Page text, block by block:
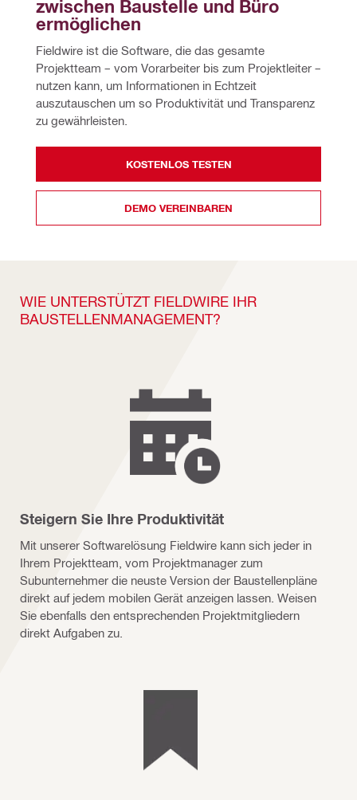
zwischen Baustelle und Büro
ermöglichen
Fieldwire ist die Software, die das gesamte
Projektteam – vom Vorarbeiter bis zum Projektleiter –
nutzen kann, um Informationen in Echtzeit
auszutauschen um so Produktivität und Transparenz
zu gewährleisten.
KOSTENLOS TESTEN
DEMO VEREINBAREN
WIE UNTERSTÜTZT FIELDWIRE IHR
BAUSTELLENMANAGEMENT?
Steigern Sie Ihre Produktivität
Mit unserer Softwarelösung Fieldwire kann sich jeder in
Ihrem Projektteam, vom Projektmanager zum
Subunternehmer die neuste Version der Baustellenpläne
direkt auf jedem mobilen Gerät anzeigen lassen. Weisen
Sie ebenfalls den entsprechenden Projektmitgliedern
direkt Aufgaben zu.